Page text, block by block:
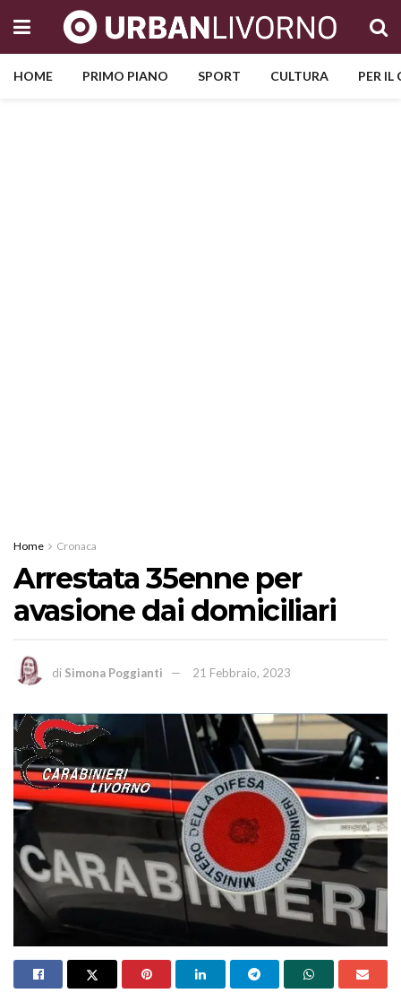
HOME PRIMO PIANO SPORT CULTURA PER
Home Cronaca
Arrestata 35enne per
avasione dai domiciliari
di Simona Poggianti 21 Febbraio, 2023